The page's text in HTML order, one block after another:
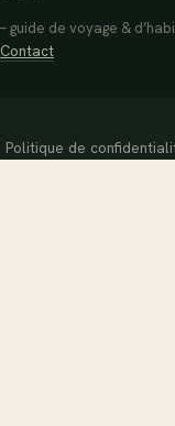
de voyage &
Contact
Politique de